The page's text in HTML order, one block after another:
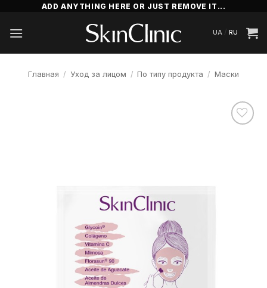
content
ADD ANYTHING HERE OR JUST REMOVE IT...
UA / RU
Главная / Уход за лицом / По типу продукта / Маски